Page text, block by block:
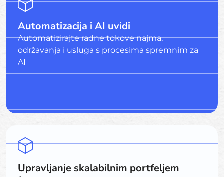
Automatizacija i AI uvidi
Automatizirajte radne tokove najma,
održavanja i usluga s procesima spremnim za
AI
Upravljanje skalabilnim portfeljem